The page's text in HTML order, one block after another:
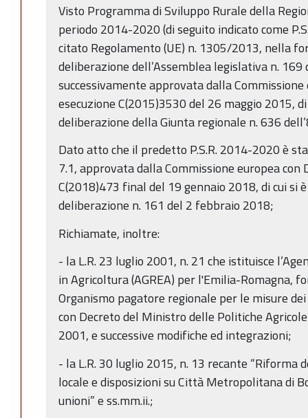
Visto Programma di Sviluppo Rurale della
periodo 2014-2020 (di seguito indicato come
citato Regolamento (UE) n. 1305/2013, nella
deliberazione dell’Assemblea legislativa n.
successivamente approvata dalla Commissione
esecuzione C(2015)3530 del 26 maggio 2015,
deliberazione della Giunta regionale n. 636
Dato atto che il predetto P.S.R. 2014-2020 è
7.1, approvata dalla Commissione europea con
C(2018)473 final del 19 gennaio 2018, di cui si
deliberazione n. 161 del 2 febbraio 2018;
Richiamate, inoltre:
- la L.R. 23 luglio 2001, n. 21 che istituisce
in Agricoltura (AGREA) per l'Emilia-Romagna,
Organismo pagatore regionale per le misure
con Decreto del Ministro delle Politiche
2001, e successive modifiche ed integrazioni;
- la L.R. 30 luglio 2015, n. 13 recante “Riforma
locale e disposizioni su Città Metropolitana di
unioni” e ss.mm.ii.;